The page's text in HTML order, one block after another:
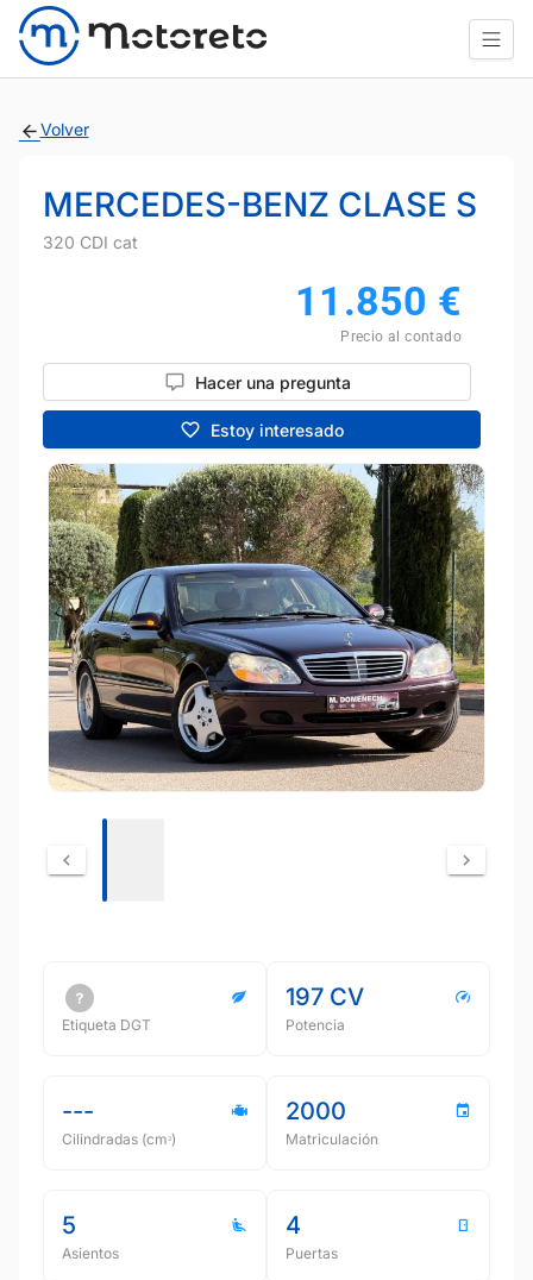
Volver
MERCEDES-BENZ CLASE S
320 CDI cat
11.850 €
Precio al contado
Hacer una pregunta
Estoy interesado
Etiqueta DGT
197 CV
Potencia
---
Cilindradas (cmᵌ)
2000
Matriculación
5
Asientos
4
Puertas